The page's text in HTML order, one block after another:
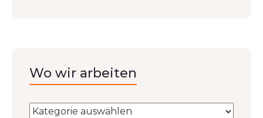
Wo wir arbeiten